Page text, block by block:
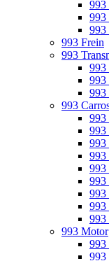
993
993
993
993 Frein
993
993
993
993
993
993
993
993
993
993
993
993
993
993
993 Motor
993
993